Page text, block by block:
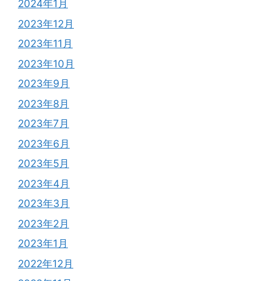
2024年1月
2023年12月
2023年11月
2023年10月
2023年9月
2023年8月
2023年7月
2023年6月
2023年5月
2023年4月
2023年3月
2023年2月
2023年1月
2022年12月